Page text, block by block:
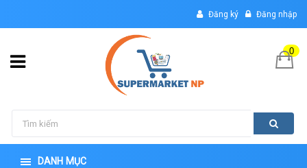
Đăng ký Đăng nhập
0
DANH MỤC